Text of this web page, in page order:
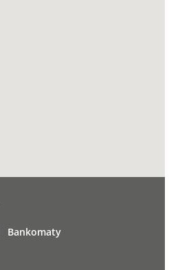
Bankomaty